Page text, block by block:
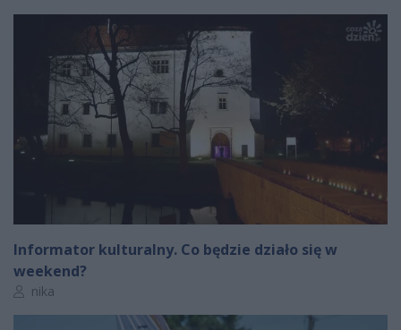
Informator kulturalny. Co będzie działo się w
weekend?
Autor artykułu:
nika